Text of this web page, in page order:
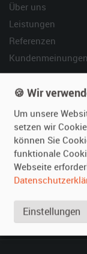
Über uns
Leistungen
Referenzen
Kundenmeinungen
Vermieten
Oldtimer anmelden
Fotos senden
Fragen für
Inserat verwalten
Berühmte
unsere Top 10 ...
🍪 Wir
Um unsere
setzen wir
können Sie
funktionale
Webseite
Einstellungen